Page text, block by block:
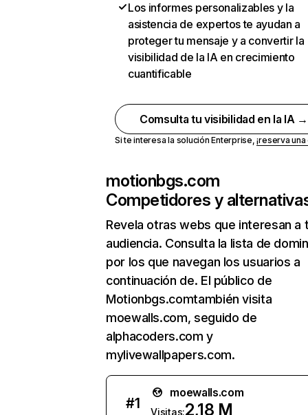
Los informes personalizables y la
asistencia de expertos te ayudan a
proteger tu mensaje y a convertir la
visibilidad de la IA en crecimiento
cuantificable
Comsulta tu visibilidad en la IA →
Si te interesa la solución Enterprise,¡reserva
motionbgs.com
Competidores y
Revela otras webs que interesan a
audiencia. Consulta la lista de
por los que navegan los usuarios a
continuación de. El público de
Motionbgs.comtambién visita
moewalls.com, seguido de
alphacoders.com y
mylivewallpapers.com.
#1
moewalls.com
Visitas:2,18 M